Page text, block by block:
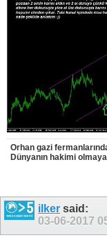
Orhan gazi
Dünyanın hakimi
ilker said:
03-06-2017